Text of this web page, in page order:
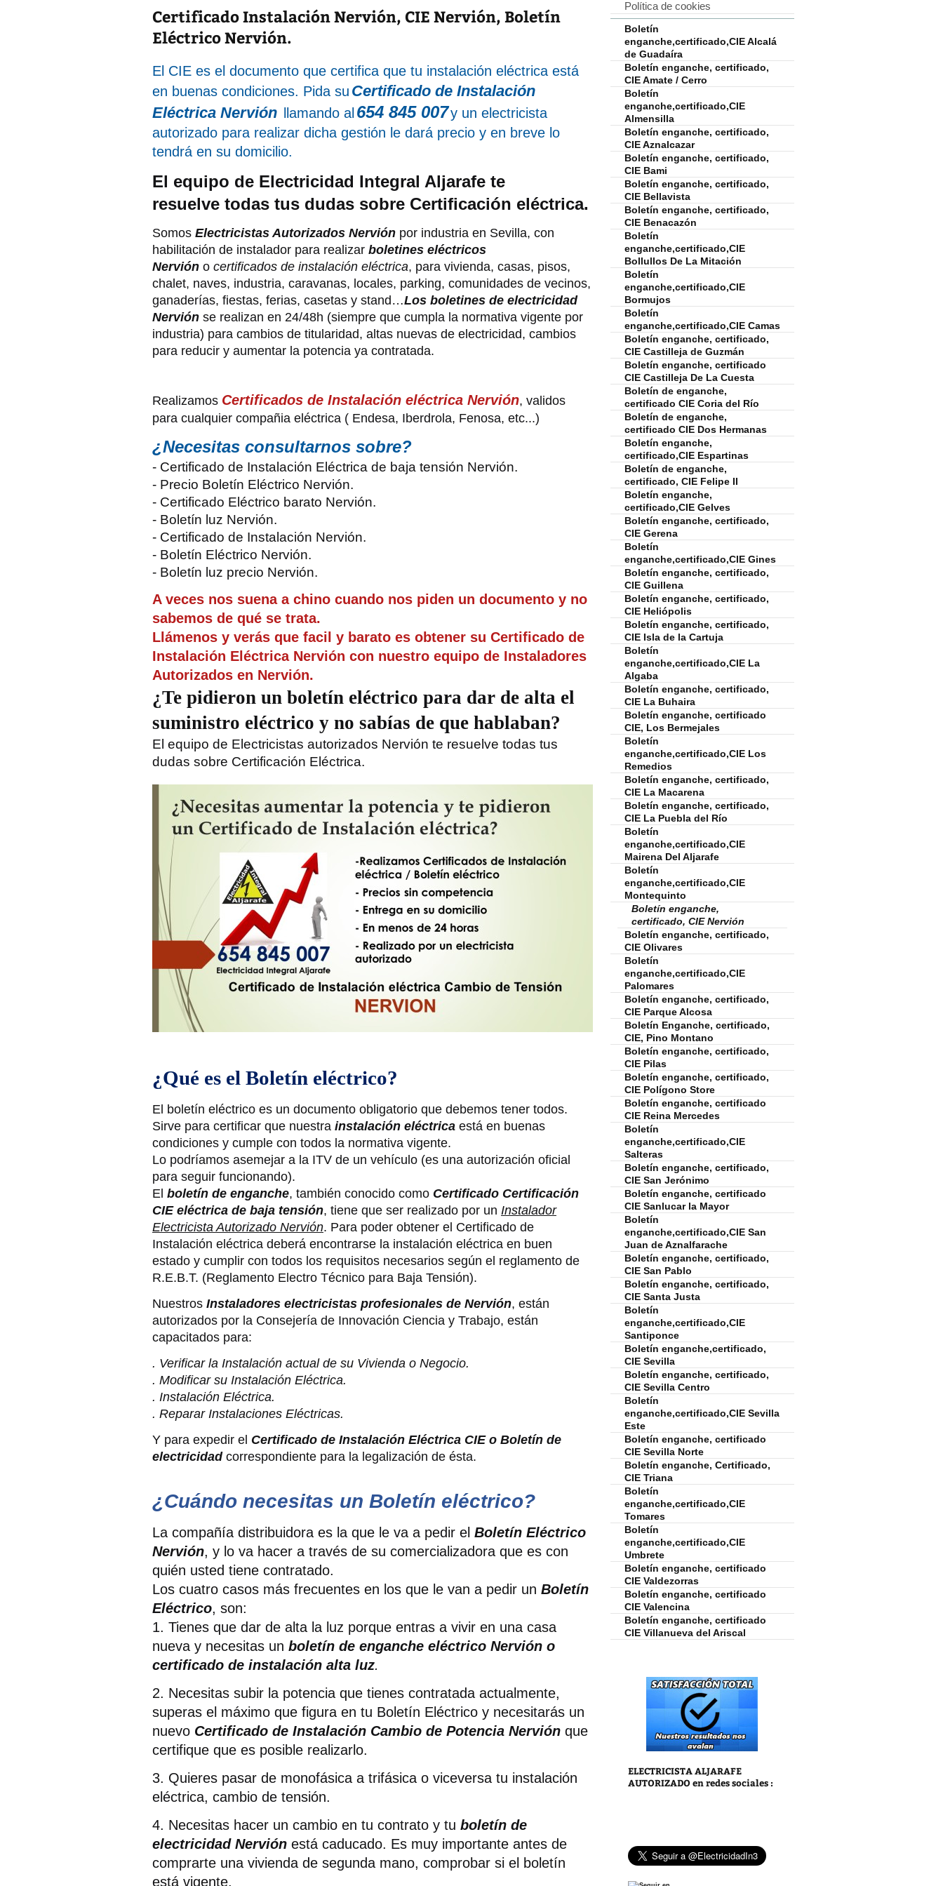
Certificado Instalación Nervión, CIE Nervión, Boletín
Eléctrico Nervión.
El CIE es el documento que certifica que tu instalación eléctrica está
en buenas condiciones. Pida su Certificado de Instalación
Eléctrica Nervión llamando al654 845 007y un electricista
autorizado para realizar dicha gestión le dará precio y en breve lo
tendrá en su domicilio.
El equipo de Electricidad Integral Aljarafe te
resuelve todas tus dudas sobre Certificación eléctrica.
Somos Electricistas Autorizados Nervión por industria en Sevilla, con
habilitación de instalador para realizar boletines eléctricos
Nervión o certificados de instalación eléctrica, para vivienda, casas, pisos,
chalet, naves, industria, caravanas, locales, parking, comunidades de vecinos,
ganaderías, fiestas, ferias, casetas y stand…Los boletines de electricidad
Nervión se realizan en 24/48h (siempre que cumpla la normativa vigente por
industria) para cambios de titularidad, altas nuevas de electricidad, cambios
para reducir y aumentar la potencia ya contratada.
Realizamos Certificados de Instalación eléctrica Nervión, validos
para cualquier compañia eléctrica ( Endesa, Iberdrola, Fenosa, etc...)
¿Necesitas consultarnos sobre?
- Certificado de Instalación Eléctrica de baja tensión Nervión.
- Precio Boletín Eléctrico Nervión.
- Certificado Eléctrico barato Nervión.
- Boletín luz Nervión.
- Certificado de Instalación Nervión.
- Boletín Eléctrico Nervión.
- Boletín luz precio Nervión.
A veces nos suena a chino cuando nos piden un documento y no
sabemos de qué se trata.
Llámenos y verás que facil y barato es obtener su Certificado de
Instalación Eléctrica Nervión con nuestro equipo de Instaladores
Autorizados en Nervión.
¿Te pidieron un boletín eléctrico para dar de alta el
suministro eléctrico y no sabías de que hablaban?
El equipo de Electricistas autorizados Nervión te resuelve todas tus
dudas sobre Certificación Eléctrica.
¿Qué es el Boletín eléctrico?
El boletín eléctrico es un documento obligatorio que debemos tener todos.
Sirve para certificar que nuestra instalación eléctrica está en buenas
condiciones y cumple con todos la normativa vigente.
Lo podríamos asemejar a la ITV de un vehículo (es una autorización oficial
para seguir funcionando).
El boletín de enganche, también conocido como Certificado Certificación
CIE eléctrica de baja tensión, tiene que ser realizado por un Instalador
Electricista Autorizado Nervión. Para poder obtener el Certificado de
Instalación eléctrica deberá encontrarse la instalación eléctrica en buen
estado y cumplir con todos los requisitos necesarios según el reglamento de
R.E.B.T. (Reglamento Electro Técnico para Baja Tensión).
Nuestros Instaladores electricistas profesionales de Nervión, están
autorizados por la Consejería de Innovación Ciencia y Trabajo, están
capacitados para:
. Verificar la Instalación actual de su Vivienda o Negocio.
. Modificar su Instalación Eléctrica.
. Instalación Eléctrica.
. Reparar Instalaciones Eléctricas.
Y para expedir el Certificado de Instalación Eléctrica CIE o Boletín de
electricidadcorrespondiente para la legalización de ésta.
¿Cuándo necesitas un Boletín eléctrico?
La compañía distribuidora es la que le va a pedir el Boletín Eléctrico
Nervión, y lo va hacer a través de su comercializadora que es con
quién usted tiene contratado.
Los cuatro casos más frecuentes en los que le van a pedir un Boletín
Eléctrico, son:
1. Tienes que dar de alta la luz porque entras a vivir en una casa
nueva y necesitas un boletín de enganche eléctrico Nervión o
certificado de instalación alta luz.
2. Necesitas subir la potencia que tienes contratada actualmente,
superas el máximo que figura en tu Boletín Eléctrico y necesitarás un
nuevo Certificado de Instalación Cambio de Potencia Nervión que
certifique que es posible realizarlo.
3. Quieres pasar de monofásica a trifásica o viceversa tu instalación
eléctrica, cambio de tensión.
4. Necesitas hacer un cambio en tu contrato y tu boletín de
electricidad Nervión está caducado. Es muy importante antes de
comprarte una vivienda de segunda mano, comprobar si el boletín
está vigente.
Política de cookies
Boletín
enganche,certificado,CIE Alcalá
de Guadaíra
Boletín enganche, certificado,
CIE Amate / Cerro
Boletín
enganche,certificado,CIE
Almensilla
Boletín enganche, certificado,
CIE Aznalcazar
Boletín enganche, certificado,
CIE Bami
Boletín enganche, certificado,
CIE Bellavista
Boletín enganche, certificado,
CIE Benacazón
Boletín
enganche,certificado,CIE
Bollullos De La Mitación
Boletín
enganche,certificado,CIE
Bormujos
Boletín
enganche,certificado,CIE Camas
Boletín enganche, certificado,
CIE Castilleja de Guzmán
Boletín enganche, certificado
CIE Castilleja De La Cuesta
Boletín de enganche,
certificado CIE Coria del Río
Boletín de enganche,
certificado CIE Dos Hermanas
Boletín enganche,
certificado,CIE Espartinas
Boletín de enganche,
certificado, CIE Felipe II
Boletín enganche,
certificado,CIE Gelves
Boletín enganche, certificado,
CIE Gerena
Boletín
enganche,certificado,CIE Gines
Boletín enganche, certificado,
CIE Guillena
Boletín enganche, certificado,
CIE Heliópolis
Boletín enganche, certificado,
CIE Isla de la Cartuja
Boletín
enganche,certificado,CIE La
Algaba
Boletín enganche, certificado,
CIE La Buhaira
Boletín enganche, certificado
CIE, Los Bermejales
Boletín
enganche,certificado,CIE Los
Remedios
Boletín enganche, certificado,
CIE La Macarena
Boletín enganche, certificado,
CIE La Puebla del Río
Boletín
enganche,certificado,CIE
Mairena Del Aljarafe
Boletín
enganche,certificado,CIE
Montequinto
Boletín enganche,
certificado, CIE Nervión
Boletín enganche, certificado,
CIE Olivares
Boletín
enganche,certificado,CIE
Palomares
Boletín enganche, certificado,
CIE Parque Alcosa
Boletín Enganche, certificado,
CIE, Pino Montano
Boletín enganche, certificado,
CIE Pilas
Boletín enganche, certificado,
CIE Polígono Store
Boletín enganche, certificado
CIE Reina Mercedes
Boletín
enganche,certificado,CIE
Salteras
Boletín enganche, certificado,
CIE San Jerónimo
Boletín enganche, certificado
CIE Sanlucar la Mayor
Boletín
enganche,certificado,CIE San
Juan de Aznalfarache
Boletín enganche, certificado,
CIE San Pablo
Boletín enganche, certificado,
CIE Santa Justa
Boletín
enganche,certificado,CIE
Santiponce
Boletín enganche,certificado,
CIE Sevilla
Boletín enganche, certificado,
CIE Sevilla Centro
Boletín
enganche,certificado,CIE Sevilla
Este
Boletín enganche, certificado
CIE Sevilla Norte
Boletín enganche, Certificado,
CIE Triana
Boletín
enganche,certificado,CIE
Tomares
Boletín
enganche,certificado,CIE
Umbrete
Boletín enganche, certificado
CIE Valdezorras
Boletín enganche, certificado
CIE Valencina
Boletín enganche, certificado
CIE Villanueva del Ariscal
ELECTRICISTA ALJARAFE
AUTORIZADO en redes sociales :